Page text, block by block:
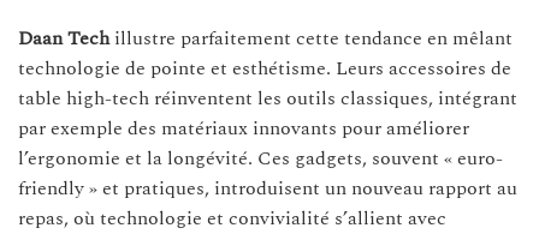
Daan Techillustre parfaitement cette tendance en mêlant
technologie de pointe et esthétisme. Leurs accessoires de
table high-tech réinventent les outils classiques, intégrant
par exemple des matériaux innovants pour améliorer
l’ergonomie et la longévité. Ces gadgets, souvent « euro-
friendly » et pratiques, introduisent un nouveau rapport au
repas, où technologie et convivialité s’allient avec